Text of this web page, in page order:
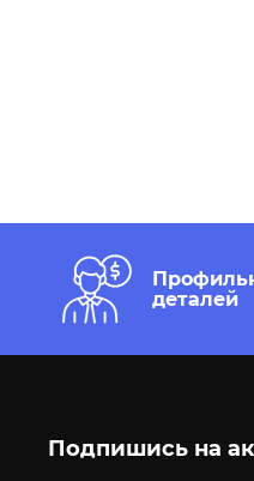
деталей
Подпишись на